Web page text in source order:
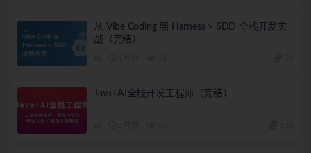
从 Vibe Coding 到 Harness × SDD 全栈开发实
战（完结）
Java+AI全栈开发工程师（完结）